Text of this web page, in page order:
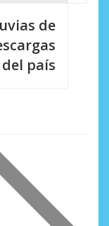
de
país